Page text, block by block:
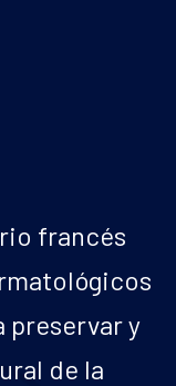
francés
preservar y
de la